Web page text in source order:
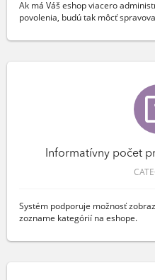
Ak má Váš eshop viacero
povolenia, budú tak môcť
Informatívny počet
Systém podporuje možnosť
zozname kategórií na eshope.